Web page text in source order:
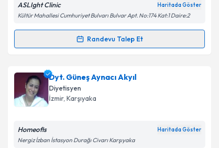
Kişisel verilerimin işlenmesine ilişkin
Aydınlatma
Metni'ni okudum ve kişisel verilerimin belirtilen
kapsamda işlenmesini kabul ediyorum.
ASLIght Clinic Haritada Göster
Kültür Mahallesi Cumhuriyet Bulvarı Bulvar Apt. No:174 Kat:1 Daire:2
Randevu Talep Et
Randevu Takvimi Talebi
Uzm. Dyt. Aslı Kınsıziçin randevu takvimi talebi
oluşturun. Size bu uzmandan randevu almanız için bir
takvim hazırlandığında e-posta ile bilgilendireceğiz.
Dyt. Güneş Aynacı Akyıl
Diyetisyen
İzmir, Karşıyaka
Homeofis Haritada Göster
Nergiz İzban İstasyon Durağı Civarı Karşıyaka